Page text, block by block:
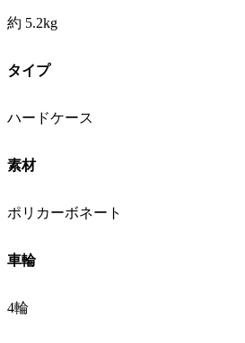
約 5.2kg
タイプ
ハードケース
素材
ポリカーボネート
車輪
4輪